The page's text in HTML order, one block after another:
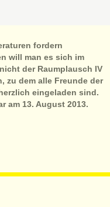
fordern
will man es sich im
der Raumplausch IV
zu dem alle Freunde der
eingeladen sind.
am 13. August 2013.